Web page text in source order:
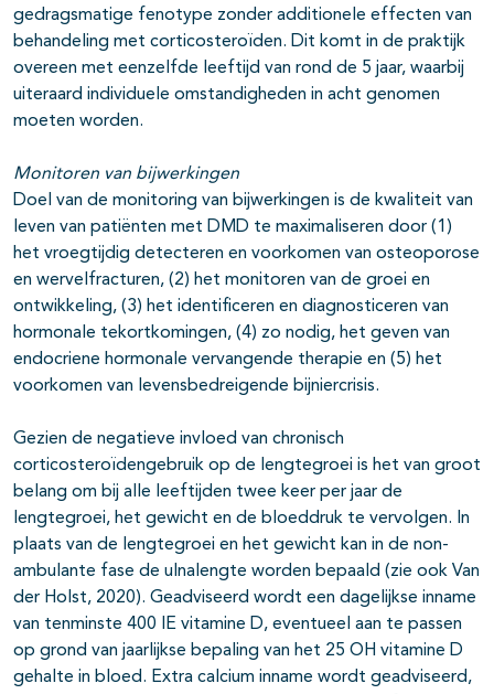
gedragsmatige fenotype zonder additionele effecten van
behandeling met corticosteroïden. Dit komt in de praktijk
overeen met eenzelfde leeftijd van rond de 5 jaar, waarbij
uiteraard individuele omstandigheden in acht genomen
moeten worden.
Monitoren van bijwerkingen
Doel van de monitoring van bijwerkingen is de kwaliteit van
leven van patiënten met DMD te maximaliseren door (1)
het vroegtijdig detecteren en voorkomen van osteoporose
en wervelfracturen, (2) het monitoren van de groei en
ontwikkeling, (3) het identificeren en diagnosticeren van
hormonale tekortkomingen, (4) zo nodig, het geven van
endocriene hormonale vervangende therapie en (5) het
voorkomen van levensbedreigende bijniercrisis.
Gezien de negatieve invloed van chronisch
corticosteroïdengebruik op de lengtegroei is het van groot
belang om bij alle leeftijden twee keer per jaar de
lengtegroei, het gewicht en de bloeddruk te vervolgen. In
plaats van de lengtegroei en het gewicht kan in de non-
ambulante fase de ulnalengte worden bepaald (zie ook Van
der Holst, 2020). Geadviseerd wordt een dagelijkse inname
van tenminste 400 IE vitamine D, eventueel aan te passen
op grond van jaarlijkse bepaling van het 25 OH vitamine D
gehalte in bloed. Extra calcium inname wordt geadviseerd,